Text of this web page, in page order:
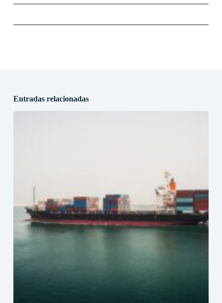
Entradas relacionadas